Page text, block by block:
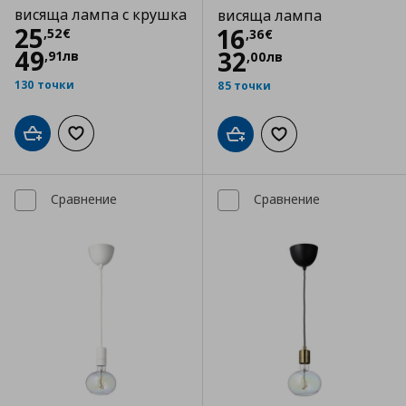
висяща лампа с крушка
25,52€
Цена
49,91лв
130 точки
Добави в кошницата
Добави към списъка с любими
висяща лампа
16,36€
Цена
32,00лв
85 точки
Добави в кошницата
Добави към
Сравнение Сравнение